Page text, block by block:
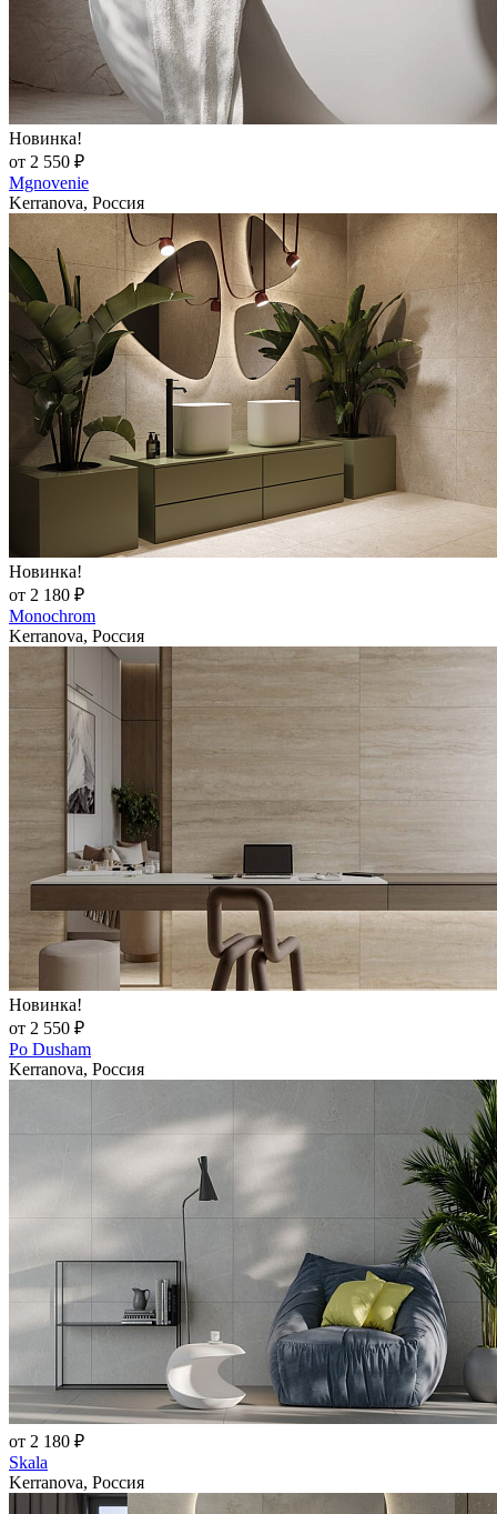
Новинка!
от 2 550 ₽
Mgnovenie
Kerranova, Россия
Новинка!
от 2 180 ₽
Monochrom
Kerranova, Россия
Новинка!
от 2 550 ₽
Po Dusham
Kerranova, Россия
от 2 180 ₽
Skala
Kerranova, Россия